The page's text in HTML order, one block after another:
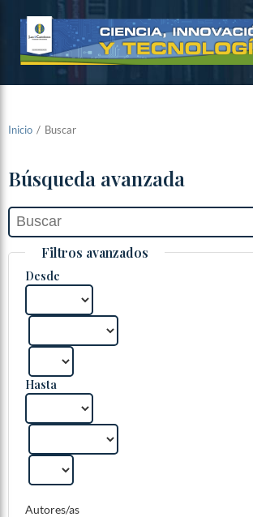
Inicio / Buscar
Búsqueda avanzada
Filtros avanzados
Desde
Hasta
Autores/as